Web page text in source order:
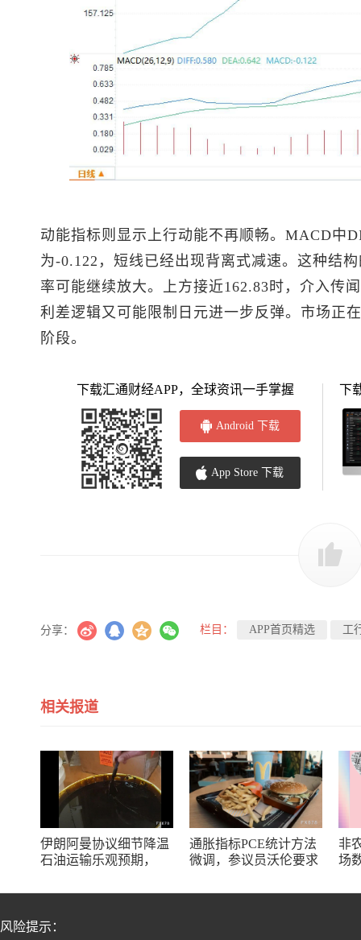
动能指标则显示上行动能不再顺畅。MACD中
为-0.122，短线已经出现背离式减速。这种结
率可能继续放大。上方接近162.83时，介入传
利差逻辑又可能限制日元进一步反弹。市场正
阶段。
下载汇通财经APP，全球资讯一手掌握
Android 下载
App Store 下载
下
分享： 栏目： APP首页精选 工
相关报道
伊朗阿曼协议细节降温
石油运输乐观预期，
通胀指标PCE统计方法
微调，参议员沃伦要求
非
场
风险提示：